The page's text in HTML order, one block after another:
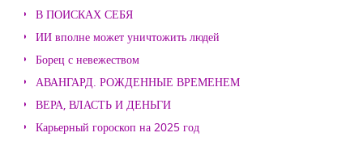
В ПОИСКАХ СЕБЯ
ИИ вполне может уничтожить людей
Борец с невежеством
АВАНГАРД. РОЖДЕННЫЕ ВРЕМЕНЕМ
ВЕРА, ВЛАСТЬ И ДЕНЬГИ
Карьерный гороскоп на 2025 год